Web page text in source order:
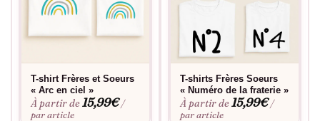
T-shirt Frères et Soeurs
« Arc en ciel »
À partir de15,99€ /
par article
T-shirts Frères Soeurs
« Numéro de la fraterie »
À partir de15,99€ /
par article